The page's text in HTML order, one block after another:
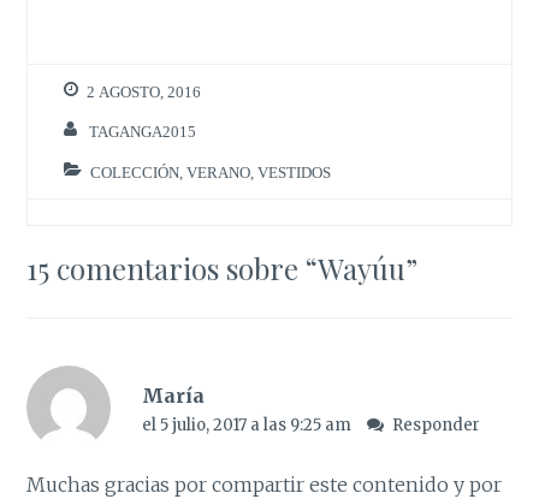
2 AGOSTO, 2016
TAGANGA2015
COLECCIÓN ,VERANO ,VESTIDOS
15 comentarios sobre “Wayúu”
María
el 5 julio, 2017 a las 9:25 am Responder
Muchas gracias por compartir este contenido y por